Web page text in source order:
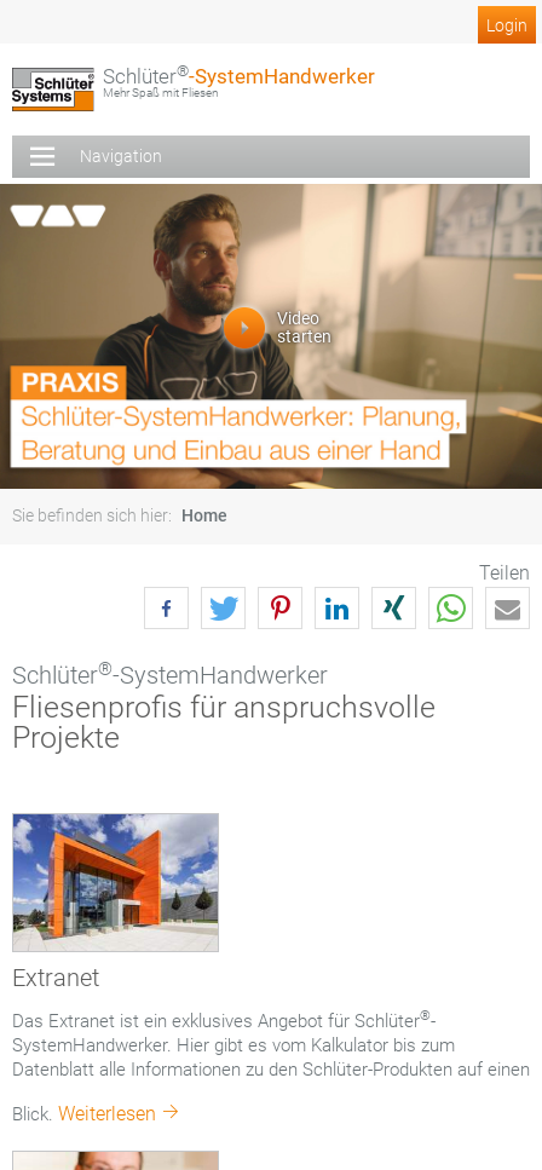
Login
Schlüter®-SystemHandwerker
Mehr Spaß mit Fliesen
Navigation
Video
starten
Sie befinden sich hier: Home
Teilen
Schlüter®-SystemHandwerker
Fliesenprofis für anspruchsvolle
Projekte
Extranet
Das Extranet ist ein exklusives Angebot für Schlüter®-
SystemHandwerker. Hier gibt es vom Kalkulator bis zum
Datenblatt alle Informationen zu den Schlüter-Produkten auf einen
Blick. Weiterlesen